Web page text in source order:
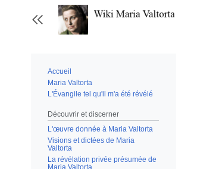
contenu
Afficher / masquer la barre latérale
Accueil
Maria Valtorta
L'Évangile tel qu'il m'a été révélé
Découvrir et discerner
L'œuvre donnée à Maria Valtorta
Visions et dictées de Maria
Valtorta
La révélation privée présumée de
Maria Valtorta